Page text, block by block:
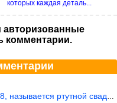
которых каждая деталь...
авторизованные
комментарии.
ртутной свадьбой, гр